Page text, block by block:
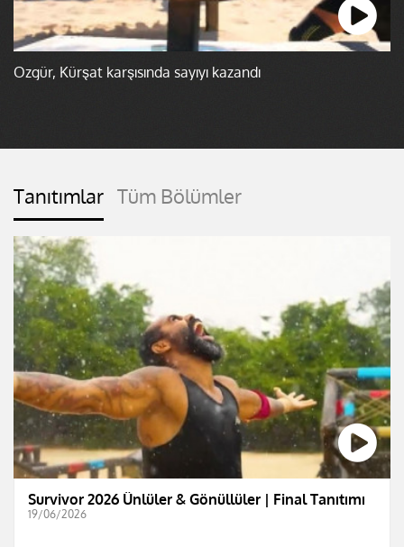
Özgür, Kürşat karşısında sayıyı kazandı
Tanıtımlar Tüm Bölümler
Survivor 2026 Ünlüler & Gönüllüler | Final Tanıtımı
19/06/2026